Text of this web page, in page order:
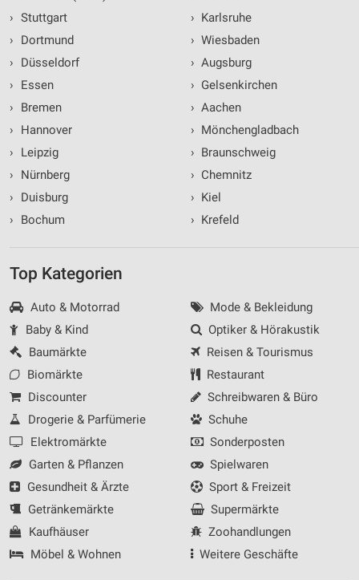
› Stuttgart
›
Dortmund
›
Düsseldorf
›
Essen
›
Bremen
›
Hannover
›
Leipzig
›
Nürnberg
›
Duisburg
›
Bochum
› Karlsruhe
› Wiesbaden
› Augsburg
› Gelsenkirchen
› Aachen
› Mönchengladbach
› Braunschweig
› Chemnitz
› Kiel
› Krefeld
Top Kategorien
Auto & Motorrad
Baby & Kind
Baumärkte
Biomärkte
Discounter
Drogerie & Parfümerie
Elektromärkte
Garten & Pflanzen
Gesundheit & Ärzte
Getränkemärkte
Kaufhäuser
Möbel & Wohnen
Mode & Bekleidung
Optiker & Hörakustik
Reisen & Tourismus
Restaurant
Schreibwaren & Büro
Schuhe
Sonderposten
Spielwaren
Sport & Freizeit
Supermärkte
Zoohandlungen
Weitere Geschäfte